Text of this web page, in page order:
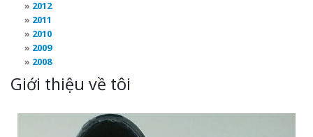
2012
2011
2010
2009
2008
Giới thiệu về tôi